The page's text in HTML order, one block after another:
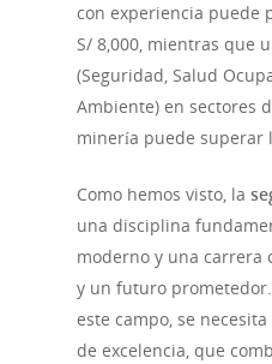
con experiencia puede
S/ 8,000, mientras que
(Seguridad, Salud
Ambiente) en sectores
minería puede superar
Como hemos visto, la
una disciplina
moderno y una carrera
y un futuro
este campo, se
de excelencia, que